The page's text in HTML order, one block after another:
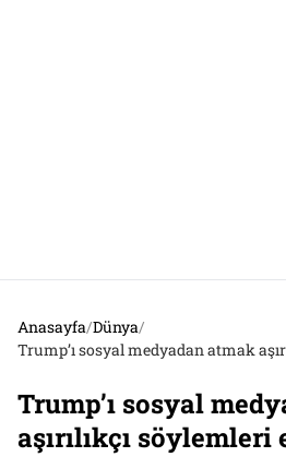
Anasayfa/Dünya/
Trump’ı sosyal
aşırılıkçı